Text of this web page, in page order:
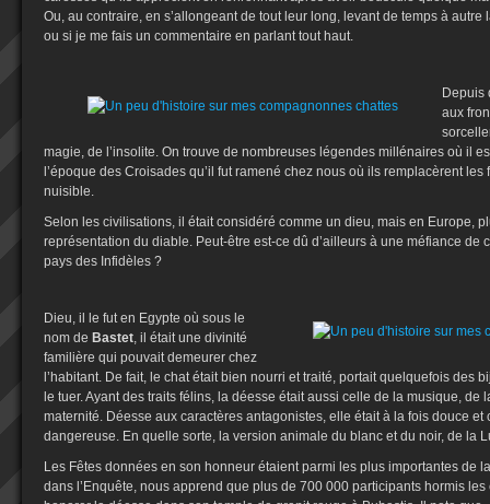
Ou, au contraire, en s’allongeant de tout leur long, levant de temps à autre
ou si je me fais un commentaire en parlant tout haut.
Depuis
aux
magie, de l’insolite. On trouve de nombreuses légendes millénaires où il
l’époque des Croisades qu’il fut ramené chez nous où ils remplacèrent
nuisible.
Selon les civilisations, il était considéré comme un dieu, mais en Europe,
représentation du diable. Peut-être est-ce dû d’ailleurs à une méfiance de
pays des Infidèles ?
Dieu, il le fut en Egypte où sous le
nom de Bastet, il était une divinité
familière qui pouvait demeurer chez
l’habitant. De fait, le chat était bien nourri et traité, portait quelquefois des
le tuer. Ayant des traits félins, la déesse était aussi celle de la musique, de
maternité. Déesse aux caractères antagonistes, elle était à la fois douce et
dangereuse. En quelle sorte, la version animale du blanc et du noir, de la
Les Fêtes données en son honneur étaient parmi les plus importantes de
dans l’Enquête, nous apprend que plus de 700 000 participants hormis